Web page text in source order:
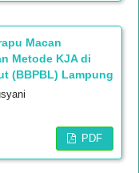
Macan
Metode KJA di
(BBPBL) Lampung
PDF